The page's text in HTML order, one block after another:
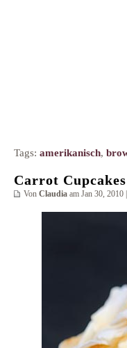
Tags: amerikanisch,
Carrot Cupcakes
Von Claudia am Jan 30, 2010